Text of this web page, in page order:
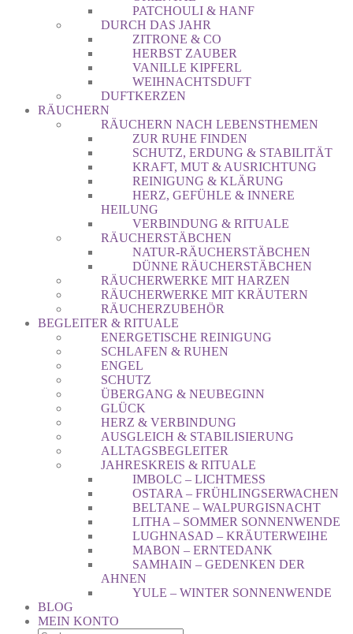
PATCHOULI & HANF
DURCH DAS JAHR
ZITRONE & CO
HERBST ZAUBER
VANILLE KIPFERL
WEIHNACHTSDUFT
DUFTKERZEN
RÄUCHERN
RÄUCHERN NACH LEBENSTHEMEN
ZUR RUHE FINDEN
SCHUTZ, ERDUNG & STABILITÄT
KRAFT, MUT & AUSRICHTUNG
REINIGUNG & KLÄRUNG
HERZ, GEFÜHLE & INNERE
HEILUNG
VERBINDUNG & RITUALE
RÄUCHERSTÄBCHEN
NATUR-RÄUCHERSTÄBCHEN
DÜNNE RÄUCHERSTÄBCHEN
RÄUCHERWERKE MIT HARZEN
RÄUCHERWERKE MIT KRÄUTERN
RÄUCHERZUBEHÖR
BEGLEITER & RITUALE
ENERGETISCHE REINIGUNG
SCHLAFEN & RUHEN
ENGEL
SCHUTZ
ÜBERGANG & NEUBEGINN
GLÜCK
HERZ & VERBINDUNG
AUSGLEICH & STABILISIERUNG
ALLTAGSBEGLEITER
JAHRESKREIS & RITUALE
IMBOLC – LICHTMESS
OSTARA – FRÜHLINGSERWACHEN
BELTANE – WALPURGISNACHT
LITHA – SOMMER SONNENWENDE
LUGHNASAD – KRÄUTERWEIHE
MABON – ERNTEDANK
SAMHAIN – GEDENKEN DER
AHNEN
YULE – WINTER SONNENWENDE
BLOG
MEIN KONTO